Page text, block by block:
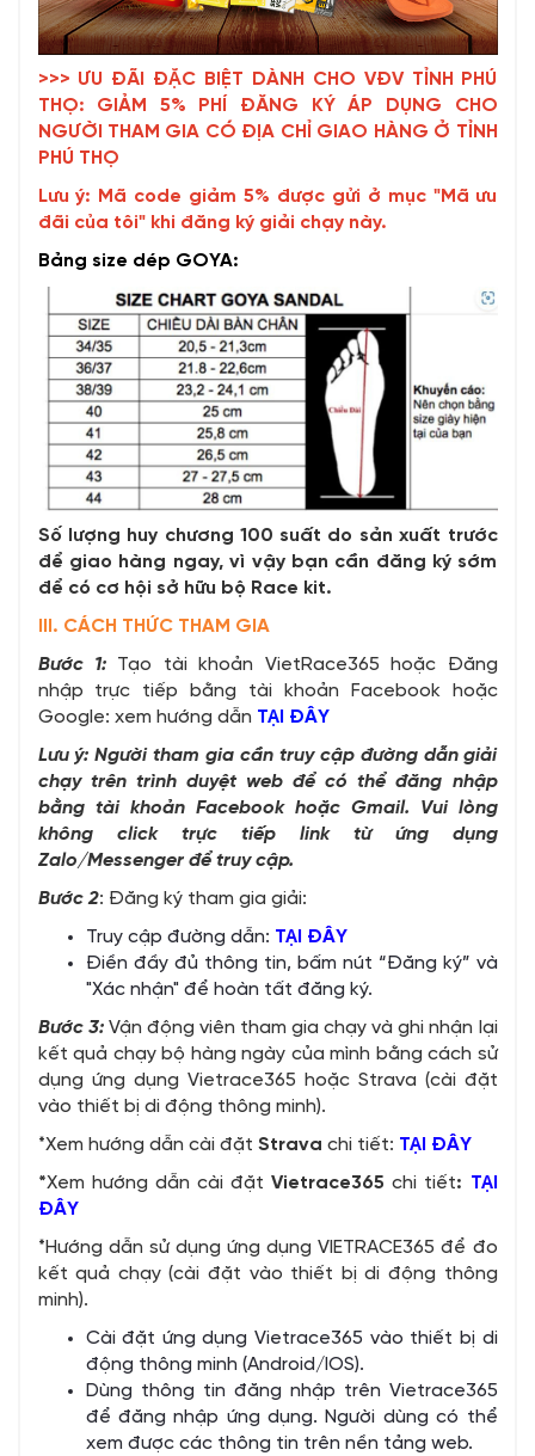
>>> ƯU ĐÃI ĐẶC BIỆT DÀNH CHO VĐV TỈNH PHÚ
THỌ: GIẢM 5% PHÍ ĐĂNG KÝ ÁP DỤNG CHO
NGƯỜI THAM GIA CÓ ĐỊA CHỈ GIAO HÀNG Ở TỈNH
PHÚ THỌ
Lưu ý: Mã code giảm 5% được gửi ở mục "Mã ưu
đãi của tôi" khi đăng ký giải chạy này.
Bảng size dép GOYA:
Số lượng huy chương 100 suất do sản xuất trước
để giao hàng ngay, vì vậy bạn cần đăng ký sớm
để có cơ hội sở hữu bộ Race kit.
III. CÁCH THỨC THAM GIA
Bước 1: Tạo tài khoản VietRace365 hoặc Đăng
nhập trực tiếp bằng tài khoản Facebook hoặc
Google: xem hướng dẫn TẠI ĐÂY
Lưu ý: Người tham gia cần truy cập đường dẫn giải
chạy trên trình duyệt web để có thể đăng nhập
bằng tài khoản Facebook hoặc Gmail. Vui lòng
không click trực tiếp link từ ứng dụng
Zalo/Messenger để truy cập.
Bước 2: Đăng ký tham gia giải:
Truy cập đường dẫn: TẠI ĐÂY
Điền đầy đủ thông tin, bấm nút “Đăng ký” và
"Xác nhận" để hoàn tất đăng ký.
Bước 3:Vận động viên tham gia chạy và ghi nhận lại
kết quả chạy bộ hàng ngày của mình bằng cách sử
dụng ứng dụng Vietrace365 hoặc Strava (cài đặt
vào thiết bị di động thông minh).
*Xem hướng dẫn cài đặt Strava chi tiết: TẠI ĐÂY
*Xem hướng dẫn cài đặtVietrace365 chi tiết: TẠI
ĐÂY
*Hướng dẫn sử dụng ứng dụng VIETRACE365 để đo
kết quả chạy (cài đặt vào thiết bị di động thông
minh).
Cài đặt ứng dụng Vietrace365 vào thiết bị di
động thông minh (Android/IOS).
Dùng thông tin đăng nhập trên Vietrace365
để đăng nhập ứng dụng. Người dùng có thể
xem được các thông tin trên nền tảng web.